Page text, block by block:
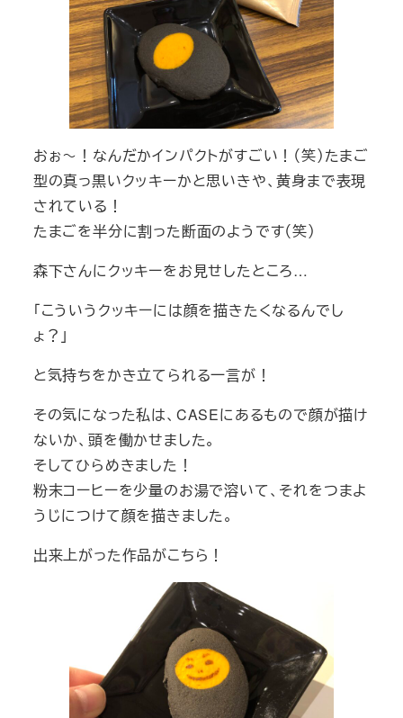
おぉ～！なんだかインパクトがすごい！（笑）たまご
型の真っ黒いクッキーかと思いきや、黄身まで表現
されている！
たまごを半分に割った断面のようです（笑）
森下さんにクッキーをお見せしたところ…
「こういうクッキーには顔を描きたくなるんでし
ょ？」
と気持ちをかき立てられる一言が！
その気になった私は、CASEにあるもので顔が描け
ないか、頭を働かせました。
そしてひらめきました！
粉末コーヒーを少量のお湯で溶いて、それをつまよ
うじにつけて顔を描きました。
出来上がった作品がこちら！